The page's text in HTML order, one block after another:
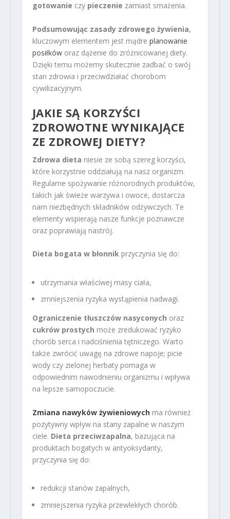
gotowanie czy pieczenie zamiast smażenia.
Podsumowując zasady zdrowego żywienia,
kluczowym elementem jest mądre planowanie
posiłkóworaz dążenie do zróżnicowanej diety.
Dzięki temu możemy skutecznie zadbać o swój
stan zdrowia i przeciwdziałać chorobom
cywilizacyjnym.
JAKIE SĄ KORZYŚCI
ZDROWOTNE WYNIKAJĄCE
ZE ZDROWEJ DIETY?
Zdrowa dieta niesie ze sobą szereg korzyści,
które korzystnie oddziałują na nasz organizm.
Regularne spożywanie różnorodnych produktów,
takich jak świeże warzywa i owoce, dostarcza
nam niezbędnych składników odżywczych. Te
elementy wspierają nasze funkcje poznawcze
oraz poprawiają nastrój.
Dieta bogata w błonnikprzyczynia się do:
utrzymania właściwej masy ciała,
zmniejszenia ryzyka wystąpienia nadwagi.
Ograniczenie tłuszczów nasyconych oraz
cukrów prostych może zredukować ryzyko
chorób serca i nadciśnienia tętniczego. Warto
także zwrócić uwagę na zdrowe napoje; picie
wody czy zielonej herbaty pomaga w
odpowiednim nawodnieniu organizmu i wpływa
na lepsze samopoczucie.
Zmiana nawyków żywieniowychma również
pozytywny wpływ na stany zapalne w naszym
ciele. Dieta przeciwzapalna, bazująca na
produktach bogatych w antyoksydanty,
przyczynia się do:
redukcji stanów zapalnych,
zmniejszenia ryzyka przewlekłych chorób.